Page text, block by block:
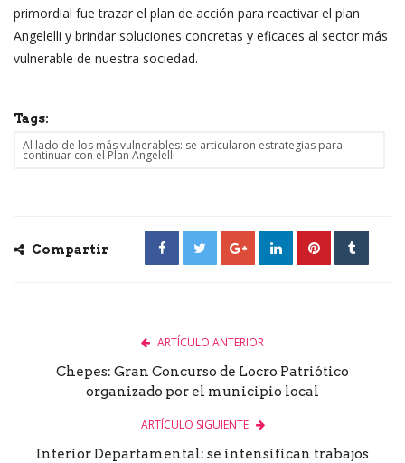
primordial fue trazar el plan de acción para reactivar el plan
Angelelli y brindar soluciones concretas y eficaces al sector más
vulnerable de nuestra sociedad.
Tags:
Al lado de los más vulnerables: se articularon estrategias para
continuar con el Plan Angelelli
Compartir
ARTÍCULO ANTERIOR
Chepes: Gran Concurso de Locro Patriótico
organizado por el municipio local
ARTÍCULO SIGUIENTE
Interior Departamental: se intensifican trabajos